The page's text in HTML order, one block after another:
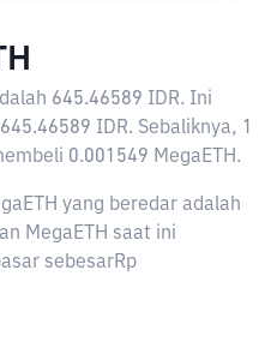
645.46589 IDR. Ini
IDR. Sebaliknya, 1
0.001549 MegaETH.
yang beredar adalah
MegaETH saat ini
sebesarRp